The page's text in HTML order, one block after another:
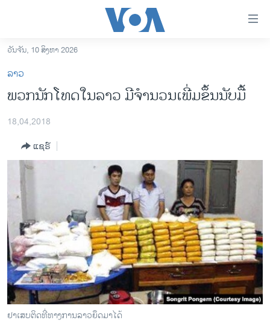
ເຂົ້າ
ຫາ
ຂ້າມ
ໄປ
ຊອກ
ການເລືອກຕັ້ງ ປະທານາທີບໍດີ ສະຫະລັດ 2024
ຂ່າວ​ຈີນ
ໂລກ
ເອເຊຍ
ອິດສະຫຼະພາບດ້ານການຂ່າວ
ຊີວິດຊາວລາວ
ຊຸມຊົນຊາວລາວ
ວິທະຍາສາດ-ເທັກໂນໂລຈີ
ທຸລະກິດ
ວັນຈັນ, 10 ສິງຫາ 2026
ລາວ
ພວກນັກໂທດໃນລາວ ມີຈຳນວນເພີ່ມຂຶ້ນນັບມື້
18,04,2018
ແຊຣ໌
ຢາເສບຕິດທີ່ທາງການລາວຍຶດມາໄດ້